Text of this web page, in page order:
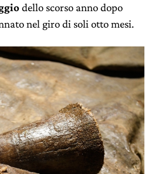
dello scorso anno dopo
nel giro di soli otto mesi.